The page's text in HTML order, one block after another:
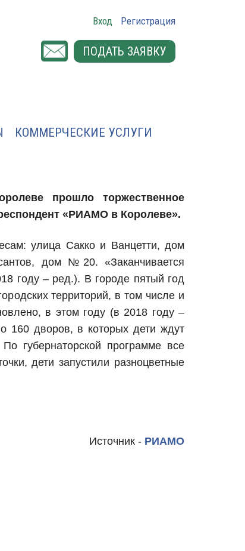
Вход Регистрация
ПОДАТЬ ЗАЯВКУ
КОММЕРЧЕСКИЕ УСЛУГИ
прошло торжественное
«РИАМО в Королеве».
улица Сакко и Ванцетти, дом
дом №20. «Заканчивается
году – ред.). В городе пятый год
территорий, в том числе и
в этом году (в 2018 году –
160 дворов, в которых дети ждут
губернаторской программе все
дети запустили разноцветные
Источник - РИАМО